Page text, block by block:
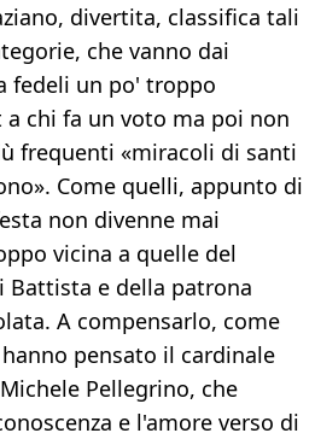
divertita, classifica tali
che vanno dai
fedeli un po' troppo
chi fa un voto ma poi non
frequenti «miracoli di santi
Come quelli, appunto di
non divenne mai
vicina a quelle del
Battista e della patrona
A compensarlo, come
pensato il cardinale
Pellegrino, che
e l'amore verso di